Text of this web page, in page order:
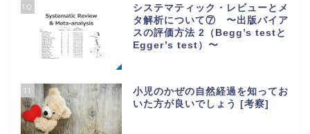
10
システマティック・レビューとメ
タ解析について⑦ 〜出版バイア
スの評価方法 2（Begg’s testと
Egger’s test）〜
11
小児のかぜの自然経過を知ってお
いた方が良いでしょう [考察]